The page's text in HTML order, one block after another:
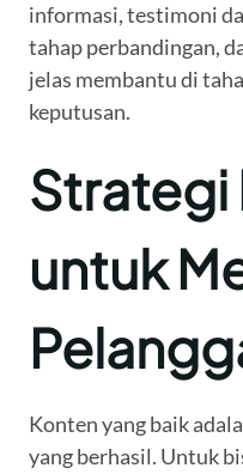
informasi, testimoni
tahap perbandingan,
jelas membantu di
keputusan.
Strategi
untuk
Konten yang baik
yang berhasil. Untuk